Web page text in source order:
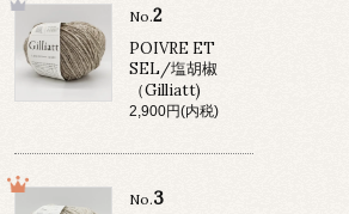
No.2
POIVRE ET
SEL/塩胡椒
（Gilliatt)
2,900円(内税)
No.3